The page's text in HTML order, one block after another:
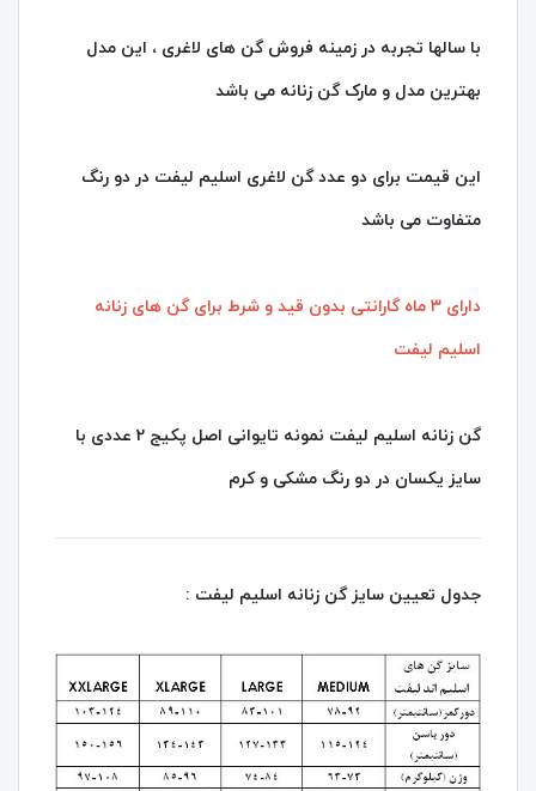
با سالها تجربه در زمینه فروش گن های لاغری ، این مدل
بهترین مدل و مارک گن زنانه می باشد
این قیمت برای دو عدد گن لاغری اسلیم لیفت در دو رنگ
متفاوت می باشد
دارای ۳ ماه گارانتی بدون قید و شرط برای گن های زنانه
اسلیم لیفت
گن زنانه اسلیم لیفت نمونه تایوانی اصل پکیج 2 عددی با
سایز یکسان در دو رنگ مشکی و کرم
جدول تعیین سایز گن زنانه اسلیم لیفت :